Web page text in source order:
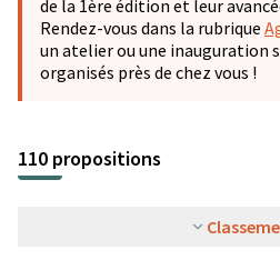
de la 1ère édition et leur
Rendez-vous dans la rubrique
un atelier ou une
organisés près de chez vous !
110 propositions